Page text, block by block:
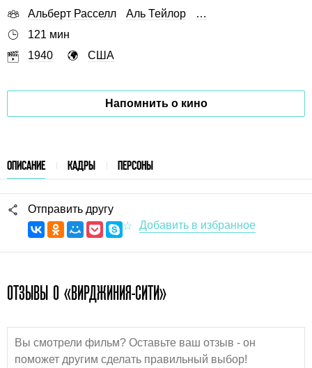
Альберт Расселл
Аль Тейлор
…
121 мин
1940
США
Напомнить о кино
ОПИСАНИЕ КАДРЫ ПЕРСОНЫ
Отправить другу
ОТЗЫВЫ О «ВИРДЖИНИЯ-СИТИ»